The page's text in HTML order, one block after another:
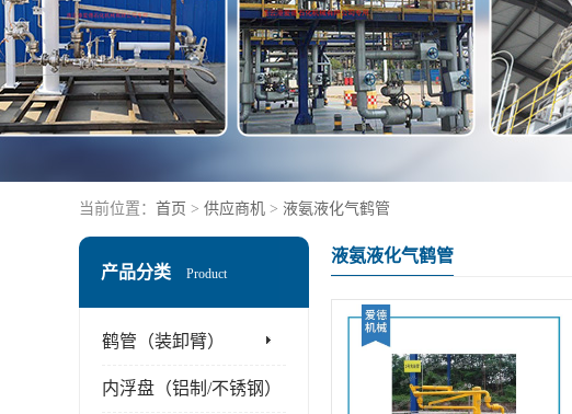
当前位置： 首页 > 供应商机 > 液氨液化气鹤管
产品分类 Product
鹤管（装卸臂）
内浮盘（铝制/不锈钢）
液氨液化气鹤管